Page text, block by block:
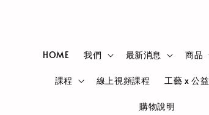
HOME 我們 最新消息 商品
課程 線上視頻課程 工藝 x 公益
購物說明